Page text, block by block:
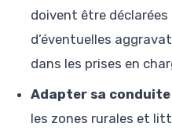
doivent être
d’éventuelles
dans les prises en
Adapter sa
les zones rurales et